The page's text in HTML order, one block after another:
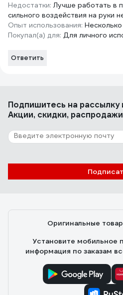
Недостатки:Лучше работать в
сильного воздействия на руки
Опыт использования:
Покупал(а) для: Для личного
Ответить
Подпишитесь на рассылку
Акции, скидки,
Оригинальные
Установите мобильное
информация по заказам